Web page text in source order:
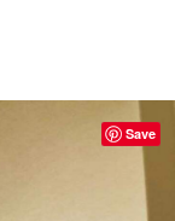
Save